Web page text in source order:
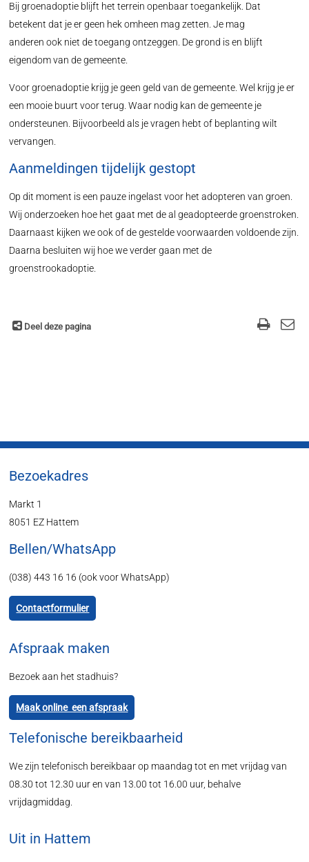
Bij groenadoptie blijft het terrein openbaar toegankelijk. Dat
betekent dat je er geen hek omheen mag zetten. Je mag
anderen ook niet de toegang ontzeggen. De grond is en blijft
eigendom van de gemeente.
Voor groenadoptie krijg je geen geld van de gemeente. Wel krijg je er
een mooie buurt voor terug. Waar nodig kan de gemeente je
ondersteunen. Bijvoorbeeld als je vragen hebt of beplanting wilt
vervangen.
Aanmeldingen tijdelijk gestopt
Op dit moment is een pauze ingelast voor het adopteren van groen.
Wij onderzoeken hoe het gaat met de al geadopteerde groenstroken.
Daarnaast kijken we ook of de gestelde voorwaarden voldoende zijn.
Daarna besluiten wij hoe we verder gaan met de
groenstrookadoptie.
Deel deze pagina
Bezoekadres
Markt 1
8051 EZ Hattem
Bellen/WhatsApp
(038) 443 16 16 (ook voor WhatsApp)
Contactformulier
Afspraak maken
Bezoek aan het stadhuis?
Maak online een afspraak
Telefonische bereikbaarheid
We zijn telefonisch bereikbaar op maandag tot en met vrijdag van
08.30 tot 12.30 uur en van 13.00 tot 16.00 uur, behalve
vrijdagmiddag.
Uit in Hattem